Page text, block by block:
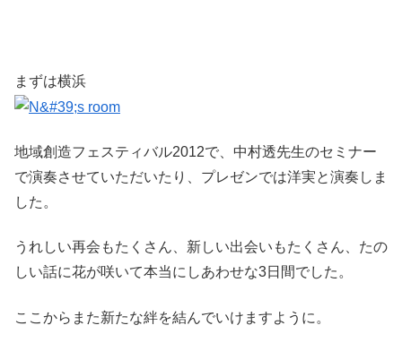
まずは横浜
地域創造フェスティバル2012で、中村透先生のセミナー
で演奏させていただいたり、プレゼンでは洋実と演奏しま
した。
うれしい再会もたくさん、新しい出会いもたくさん、たの
しい話に花が咲いて本当にしあわせな3日間でした。
ここからまた新たな絆を結んでいけますように。